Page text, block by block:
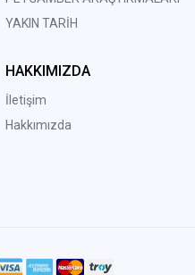
YAKIN TARİH
HAKKIMIZDA
İletişim
Hakkımızda